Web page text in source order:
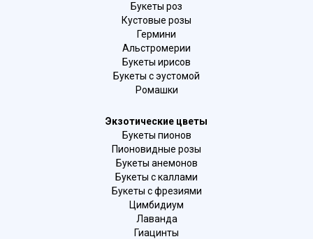
Букеты роз
Кустовые розы
Гермини
Альстромерии
Букеты ирисов
Букеты с эустомой
Ромашки
Экзотические цветы
Букеты пионов
Пионовидные розы
Букеты анемонов
Букеты с каллами
Букеты с фрезиями
Цимбидиум
Лаванда
Гиацинты